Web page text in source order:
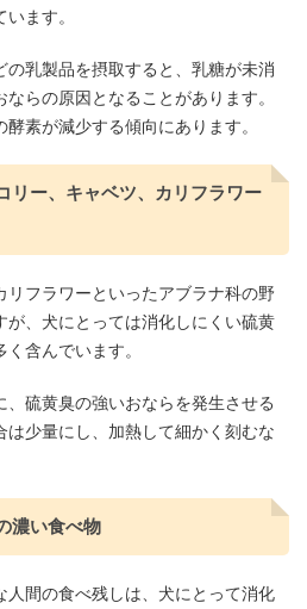
ます。
の乳製品を摂取すると、乳糖が未消
らの原因となることがあります。
素が減少する傾向にあります。
リー、キャベツ、カリフラワー
リフラワーといったアブラナ科の野
が、犬にとっては消化しにくい硫黄
含んでいます。
、硫黄臭の強いおならを発生させる
は少量にし、加熱して細かく刻むな
濃い食べ物
人間の食べ残しは、犬にとって消化